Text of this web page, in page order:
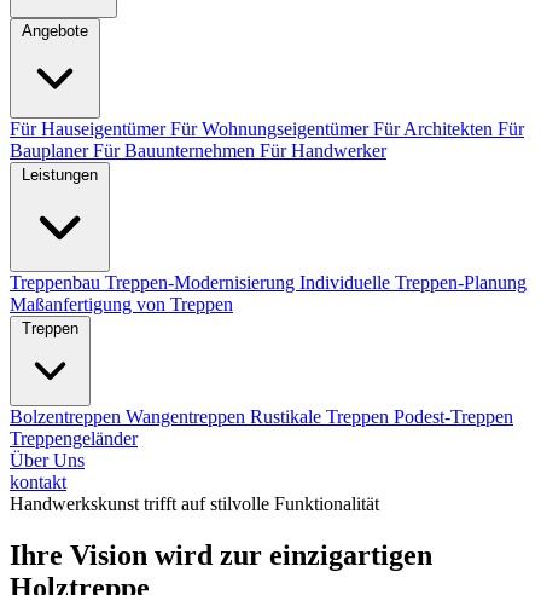
Angebote
Für HauseigentümerFür WohnungseigentümerFür Architekten Für
BauplanerFür Bauunternehmen Für Handwerker
Leistungen
Treppenbau Treppen-Modernisierung Individuelle Treppen-Planung
Maßanfertigung von Treppen
Treppen
Bolzentreppen Wangentreppen Rustikale Treppen Podest-Treppen
Treppengeländer
Über Uns
kontakt
Handwerkskunst trifft auf stilvolle Funktionalität
Ihre Vision wird zur einzigartigen
Holztreppe